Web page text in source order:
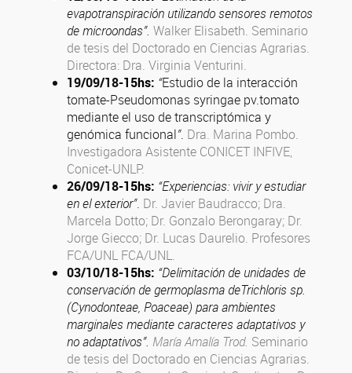
evapotranspiración utilizando sensores remotos
de microondas”. Walker Elisabeth. Seminario
de tesis del Doctorado en Ciencias Agrarias.
Directora: Dra. Virginia Venturini.
19/09/18-15hs: “Estudio de la interacción
tomate-Pseudomonas syringae pv.tomato
mediante el uso de transcriptómica y
genómica funcional”. Dra. Marina Pombo.
Investigadora Asistente CONICET INFIVE,
Conicet-UNLP.
26/09/18-15hs: “Experiencias: vivir y estudiar
en el exterior”. Dr. Javier Baudracco; Dra.
Marcela Dotto; Dr. Gonzalo Berongaray; Dr.
Jorge Giecco; Dr. Lucas Daurelio. Profesores
FCA/UNL FCA/UNL.
03/10/18-15hs: “Delimitación de unidades de
conservación de germoplasma deTrichloris sp.
(Cynodonteae, Poaceae) para ambientes
marginales mediante caracteres adaptativos y
no adaptativos”. María Amalía Trod. Seminario
de tesis del Doctorado en Ciencias Agrarias.